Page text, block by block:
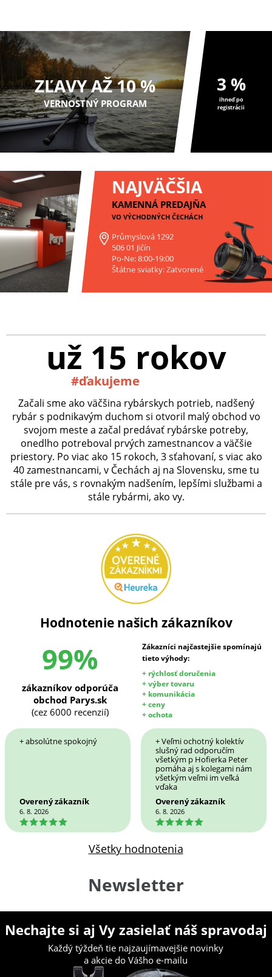
ZĽAVY AŽ 10 %
VERNOSTNÝ PROGRAM
3 %
ihneď po
registrácii
NAJVÄČŠIA
KAMENNÁ PREDAJŇA
VO VÝCHODNÝCH ČECHÁCH
Průmyslová 1292
506 01 Jičín
Po-Ne: 8:00-19:00
Štátne sviatky: Zatvorené
už 15 rokov
#ďakujeme
Začali sme ako väčšina rybárskych potrieb, nadšený
rybár s podnikavým duchom si otvoril malý obchod vo
svojom meste a začal predávať rybárske potreby,
onedlho potreboval prvých zamestnancov a väčšie
priestory. Po viac ako 15 rokoch, 3 sťahovaní, s viac ako
40 zamestnancami, v Čechách aj na Slovensku, sme tu
stále pre vás, s rovnakým nadšením, lepšími službami a
stále rybármi, ako vy.
Hodnotenie našich zákazníkov
99%
Zákazníci najčastejšie spomínajú
tieto výhody:
+ rýchlosť doručenia
+ výber tovaru
+ komunikácia
+ ceny
+ ochota
zákazníkov odporúča
obchod Parys.sk
(cez 6000 recenzií)
+ absolútne spokojný
Overený zákazník
6. 8. 2026
5
+ Veľmi ochotný kolektív
slušný rad odporučím
všetkým p Hofierka Peter
pomáha aj s kolegami nám
všetkým veľmi im veľká
vďaka
Overený zákazník
6. 8. 2026
5
Všetky hodnotenia
Newsletter
Nechajte si aj Vy zasielať náš spravodaj
Každý týždeň tie najzaujímavejšie novinky
a akcie do Vášho e-mailu